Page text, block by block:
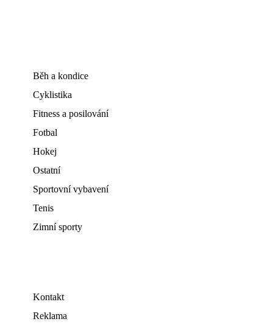
Běh a kondice
Cyklistika
Fitness a posilování
Fotbal
Hokej
Ostatní
Sportovní vybavení
Tenis
Zimní sporty
Kontakt
Reklama